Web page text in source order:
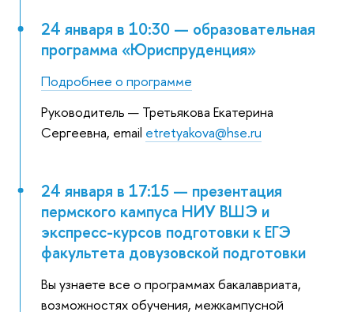
24 января в 10:30 — образовательная
программа «Юриспруденция»
Подробнее о программе
Руководитель — Третьякова Екатерина
Сергеевна, email etretyakova@hse.ru
24 января в 17:15 — презентация
пермского кампуса НИУ ВШЭ и
экспресс-курсов подготовки к ЕГЭ
факультета довузовской подготовки
Вы узнаете все о программах бакалавриата,
возможностях обучения, межкампусной